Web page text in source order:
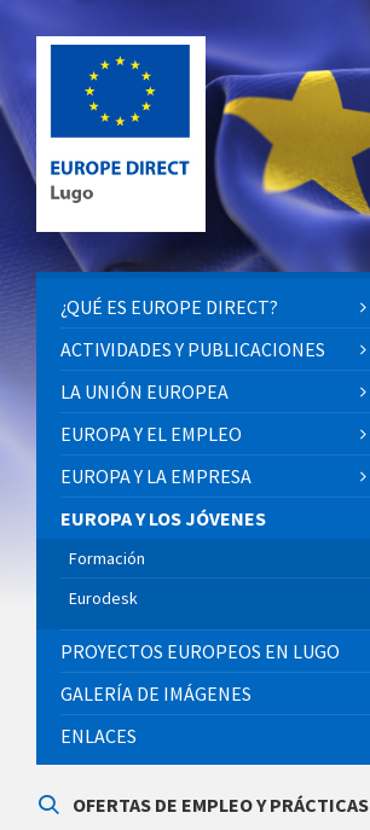
¿QUÉ ES EUROPE DIRECT?
ACTIVIDADES Y PUBLICACIONES
LA UNIÓN EUROPEA
EUROPA Y EL EMPLEO
EUROPA Y LA EMPRESA
EUROPA Y LOS JÓVENES
Formación
Eurodesk
PROYECTOS EUROPEOS EN LUGO
GALERÍA DE IMÁGENES
ENLACES
OFERTAS DE EMPLEO Y PRÁCTICAS